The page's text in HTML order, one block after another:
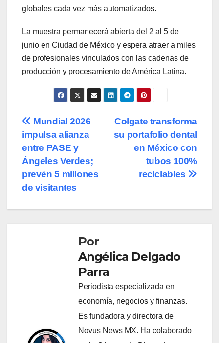
globales cada vez más automatizados.
La muestra permanecerá abierta del 2 al 5 de
junio en Ciudad de México y espera atraer a miles
de profesionales vinculados con las cadenas de
producción y procesamiento de América Latina.
Navegación
de
entradas
Colgate transforma
su portafolio dental
en México con
tubos 100%
reciclables
Mundial 2026
impulsa alianza
entre PASE y
Ángeles Verdes;
prevén 5 millones
de visitantes
Por
Angélica Delgado
Parra
Periodista especializada en
economía, negocios y finanzas.
Es fundadora y directora de
Novus News MX. Ha colaborado